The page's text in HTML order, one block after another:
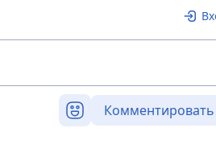
Комментировать